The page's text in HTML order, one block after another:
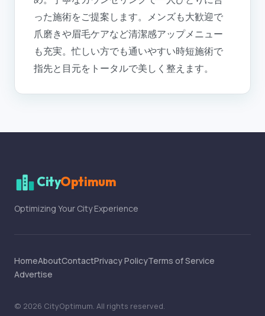
った施術をご提案します。メンズも大歓迎で
爪磨きや眉毛ケアなど清潔感アップメニュー
も充実。忙しい方でも通いやすい時短施術で
指先と目元をトータルで美しく整えます。
CityOptimum
Optimizing Your City Experience
HomeAboutContactPrivacy PolicyTerms of Service
Advertise
© 2026 CityOptimum. All rights reserved.